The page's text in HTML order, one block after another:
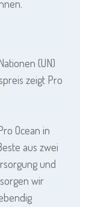
(UN)
zeigt Pro
Ocean in
aus zwei
und
wir